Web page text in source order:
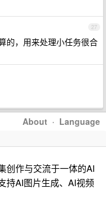
27
的，用来处理小任务很合
About · Language
创作与交流于一体的AI
持AI图片生成、AI视频